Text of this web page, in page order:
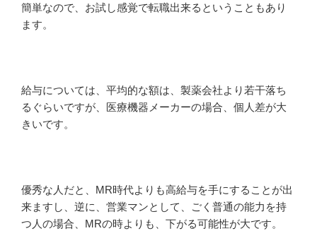
簡単なので、お試し感覚で転職出来るということもあり
ます。
給与については、平均的な額は、製薬会社より若干落ち
るぐらいですが、医療機器メーカーの場合、個人差が大
きいです。
優秀な人だと、MR時代よりも高給与を手にすることが出
来ますし、逆に、営業マンとして、ごく普通の能力を持
つ人の場合、MRの時よりも、下がる可能性が大です。